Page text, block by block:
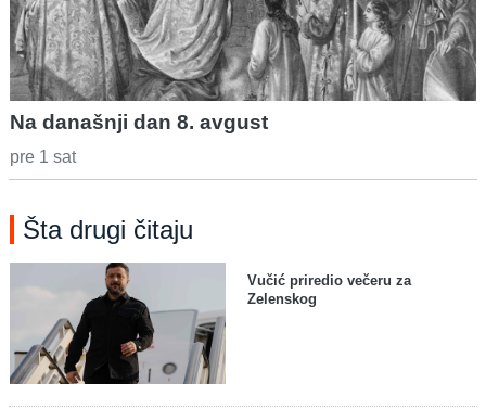
Na današnji dan 8. avgust
pre 1 sat
Šta drugi čitaju
Vučić priredio večeru za
Zelenskog